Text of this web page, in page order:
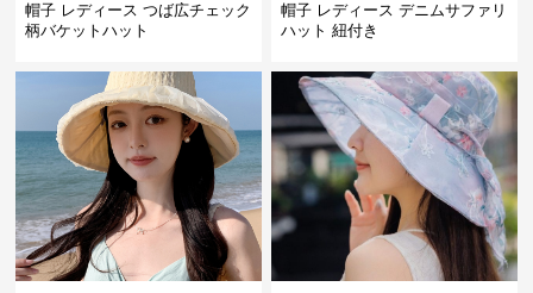
帽子 レディース つば広チェック
柄バケットハット
帽子 レディース デニムサファリ
ハット 紐付き